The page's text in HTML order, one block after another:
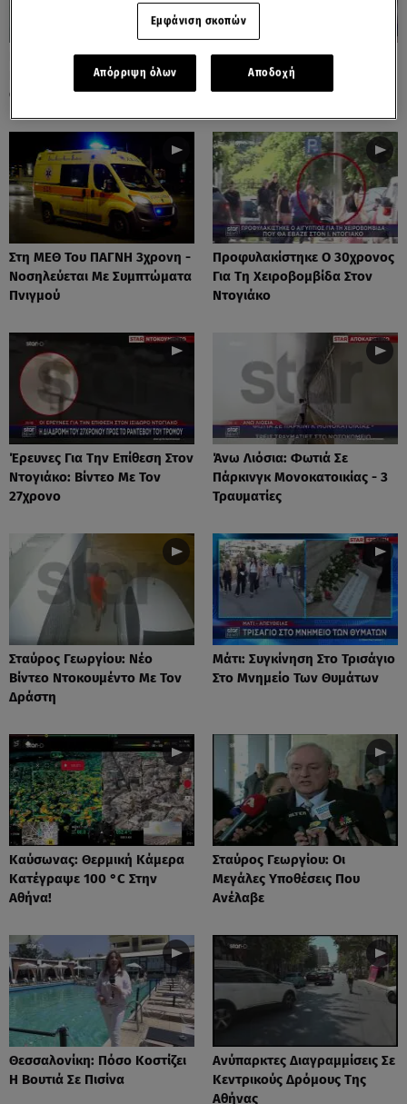
Πόρτο Ράφτη: Bίντεο
Ντοκουμέντο Από Το
Θανατηφόρο Τροχαίο
Πάρος: Τα Διάσπαρτα Φυτίλια
Στο Νησί - Αυτοσχέδιες
Χωματερές
Στη ΜΕΘ Του ΠΑΓΝΗ 3χρονη -
Νοσηλεύεται Με Συμπτώματα
Πνιγμού
Προφυλακίστηκε Ο 30χρονος
Για Τη Χειροβομβίδα Στον
Ντογιάκο
Έρευνες Για Την Επίθεση Στον
Ντογιάκο: Βίντεο Με Τον
27χρονο
Άνω Λιόσια: Φωτιά Σε
Πάρκινγκ Μονοκατοικίας - 3
Τραυματίες
Σταύρος Γεωργίου: Νέο
Βίντεο Ντοκουμέντο Με Τον
Δράστη
Μάτι: Συγκίνηση Στο Τρισάγιο
Στο Μνημείο Των Θυμάτων
Καύσωνας: Θερμική Κάμερα
Κατέγραψε 100 °C Στην
Αθήνα!
Σταύρος Γεωργίου: Οι
Μεγάλες Υποθέσεις Που
Ανέλαβε
Θεσσαλονίκη: Πόσο Κοστίζει
Η Βουτιά Σε Πισίνα
Ανύπαρκτες Διαγραμμίσεις Σε
Κεντρικούς Δρόμους Της
Αθήνας
Εμφάνιση σκοπών
Απόρριψη όλων Αποδοχή